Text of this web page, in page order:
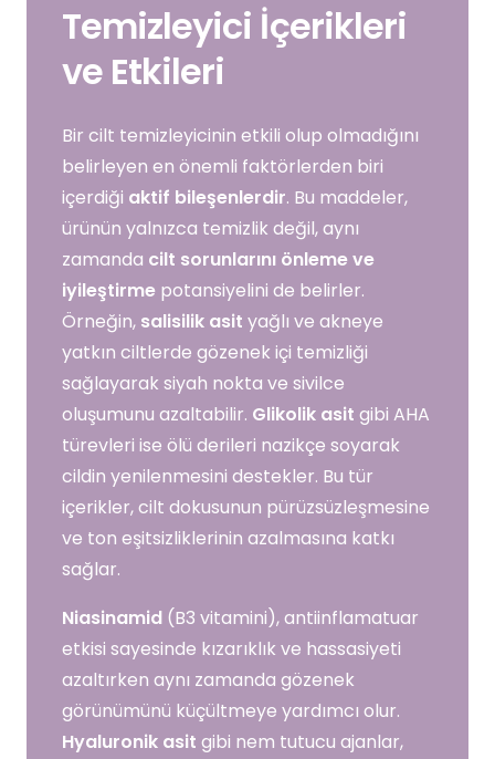
Temizleyici İçerikleri
ve Etkileri
Bir cilt temizleyicinin etkili olup olmadığını
belirleyen en önemli faktörlerden biri
içerdiği aktif bileşenlerdir. Bu maddeler,
ürünün yalnızca temizlik değil, aynı
zamanda cilt sorunlarını önleme ve
iyileştirme potansiyelini de belirler.
Örneğin, salisilik asit yağlı ve akneye
yatkın ciltlerde gözenek içi temizliği
sağlayarak siyah nokta ve sivilce
oluşumunu azaltabilir. Glikolik asit gibi AHA
türevleri ise ölü derileri nazikçe soyarak
cildin yenilenmesini destekler. Bu tür
içerikler, cilt dokusunun pürüzsüzleşmesine
ve ton eşitsizliklerinin azalmasına katkı
sağlar.
Niasinamid (B3 vitamini), antiinflamatuar
etkisi sayesinde kızarıklık ve hassasiyeti
azaltırken aynı zamanda gözenek
görünümünü küçültmeye yardımcı olur.
Hyaluronik asit gibi nem tutucu ajanlar,